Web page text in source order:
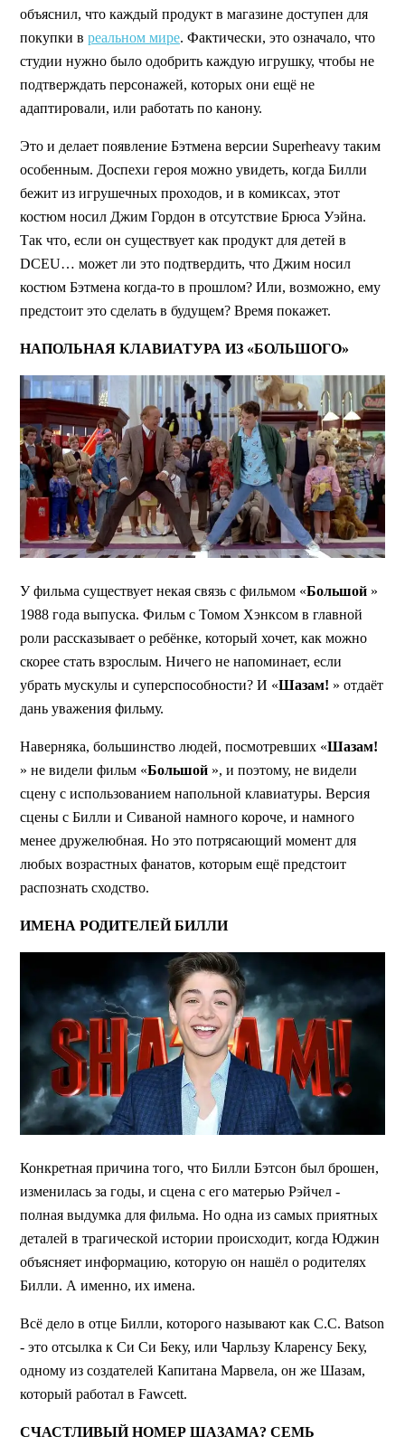
объяснил, что каждый продукт в магазине доступен для
покупки в реальном мире. Фактически, это означало, что
студии нужно было одобрить каждую игрушку, чтобы не
подтверждать персонажей, которых они ещё не
адаптировали, или работать по канону.
Это и делает появление Бэтмена версии Superheavy таким
особенным. Доспехи героя можно увидеть, когда Билли
бежит из игрушечных проходов, и в комиксах, этот
костюм носил Джим Гордон в отсутствие Брюса Уэйна.
Так что, если он существует как продукт для детей в
DCEU… может ли это подтвердить, что Джим носил
костюм Бэтмена когда-то в прошлом? Или, возможно, ему
предстоит это сделать в будущем? Время покажет.
НАПОЛЬНАЯ КЛАВИАТУРА ИЗ «БОЛЬШОГО»
У фильма существует некая связь с фильмом «Большой »
1988 года выпуска. Фильм с Томом Хэнксом в главной
роли рассказывает о ребёнке, который хочет, как можно
скорее стать взрослым. Ничего не напоминает, если
убрать мускулы и суперспособности? И «Шазам! » отдаёт
дань уважения фильму.
Наверняка, большинство людей, посмотревших «Шазам!
» не видели фильм «Большой », и поэтому, не видели
сцену с использованием напольной клавиатуры. Версия
сцены с Билли и Сиваной намного короче, и намного
менее дружелюбная. Но это потрясающий момент для
любых возрастных фанатов, которым ещё предстоит
распознать сходство.
ИМЕНА РОДИТЕЛЕЙ БИЛЛИ
Конкретная причина того, что Билли Бэтсон был брошен,
изменилась за годы, и сцена с его матерью Рэйчел -
полная выдумка для фильма. Но одна из самых приятных
деталей в трагической истории происходит, когда Юджин
объясняет информацию, которую он нашёл о родителях
Билли. А именно, их имена.
Всё дело в отце Билли, которого называют как C.C. Batson
- это отсылка к Си Си Беку, или Чарльзу Кларенсу Беку,
одному из создателей Капитана Марвела, он же Шазам,
который работал в Fawcett.
СЧАСТЛИВЫЙ НОМЕР ШАЗАМА? СЕМЬ